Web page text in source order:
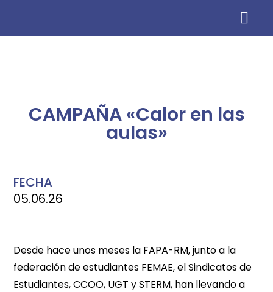
CAMPAÑA «Calor en las
aulas»
FECHA
05.06.26
Desde hace unos meses la FAPA-RM, junto a la
federación de estudiantes FEMAE, el Sindicatos de
Estudiantes, CCOO, UGT y STERM, han llevando a